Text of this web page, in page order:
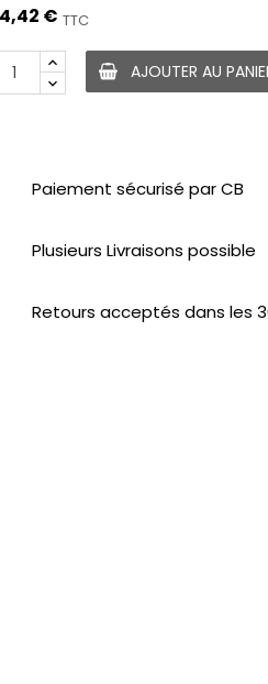
€ TTC
AJOUTER AU
Paiement sécurisé par CB
Plusieurs Livraisons possible
Retours acceptés dans les